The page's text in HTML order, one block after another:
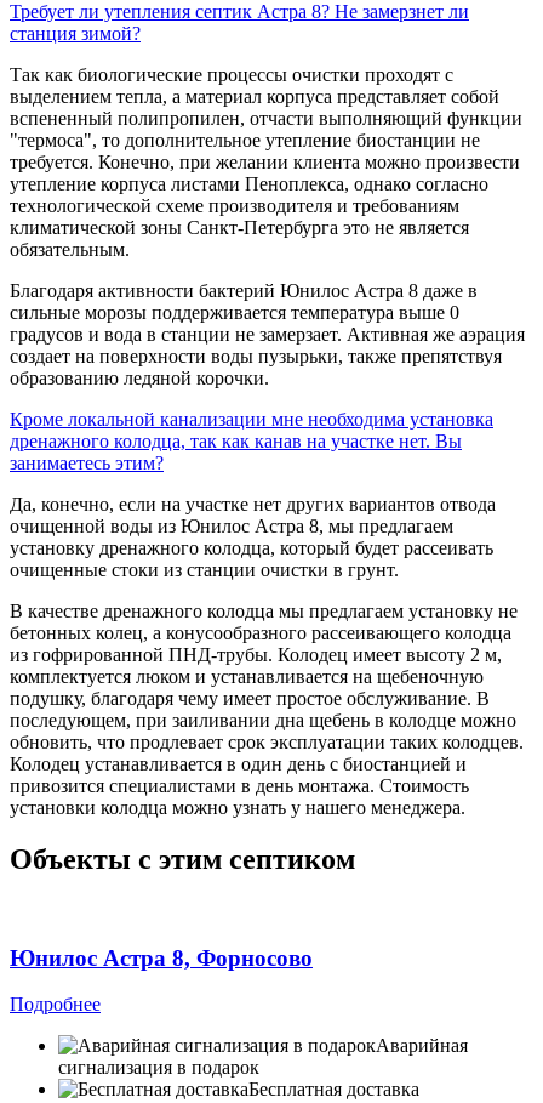
Требует ли утепления септик Астра 8? Не замерзнет ли
станция зимой?
Так как биологические процессы очистки проходят с
выделением тепла, а материал корпуса представляет собой
вспененный полипропилен, отчасти выполняющий функции
"термоса", то дополнительное утепление биостанции не
требуется. Конечно, при желании клиента можно произвести
утепление корпуса листами Пеноплекса, однако согласно
технологической схеме производителя и требованиям
климатической зоны Санкт-Петербурга это не является
обязательным.
Благодаря активности бактерий Юнилос Астра 8 даже в
сильные морозы поддерживается температура выше 0
градусов и вода в станции не замерзает. Активная же аэрация
создает на поверхности воды пузырьки, также препятствуя
образованию ледяной корочки.
Кроме локальной канализации мне необходима установка
дренажного колодца, так как канав на участке нет. Вы
занимаетесь этим?
Да, конечно, если на участке нет других вариантов отвода
очищенной воды из Юнилос Астра 8, мы предлагаем
установку дренажного колодца, который будет рассеивать
очищенные стоки из станции очистки в грунт.
В качестве дренажного колодца мы предлагаем установку не
бетонных колец, а конусообразного рассеивающего колодца
из гофрированной ПНД-трубы. Колодец имеет высоту 2 м,
комплектуется люком и устанавливается на щебеночную
подушку, благодаря чему имеет простое обслуживание. В
последующем, при заиливании дна щебень в колодце можно
обновить, что продлевает срок эксплуатации таких колодцев.
Колодец устанавливается в один день с биостанцией и
привозится специалистами в день монтажа. Стоимость
установки колодца можно узнать у нашего менеджера.
Объекты с этим септиком
Юнилос Астра 8, Форносово
Подробнее
Аварийная
сигнализация в подарок
Бесплатная доставка